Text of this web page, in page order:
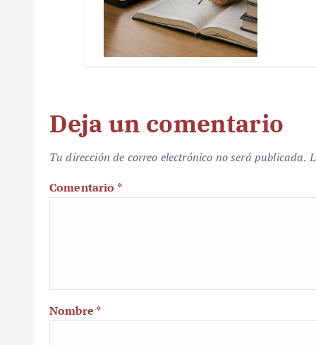
Deja un comentario
Tu dirección de correo electrónico no será publicada.
Comentario *
Nombre *